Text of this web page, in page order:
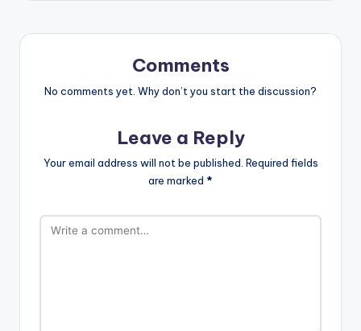
Comments
No comments yet. Why don’t you start the discussion?
Leave a Reply
Your email address will not be published. Required fields
are marked *